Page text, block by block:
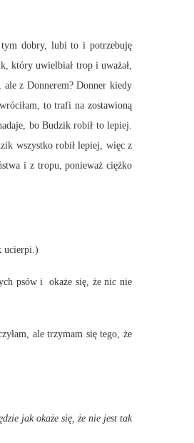
tym dobry, lubi to i potrzebuję
który uwielbiał trop i uważał,
ale z Donnerem? Donner kiedy
to trafi na zostawioną
bo Budzik robił to lepiej.
wszystko robił lepiej, więc z
i z tropu, ponieważ ciężko
ucierpi.)
psów i okaże się, że nic nie
ale trzymam się tego, że
jak okaże się, że nie jest tak